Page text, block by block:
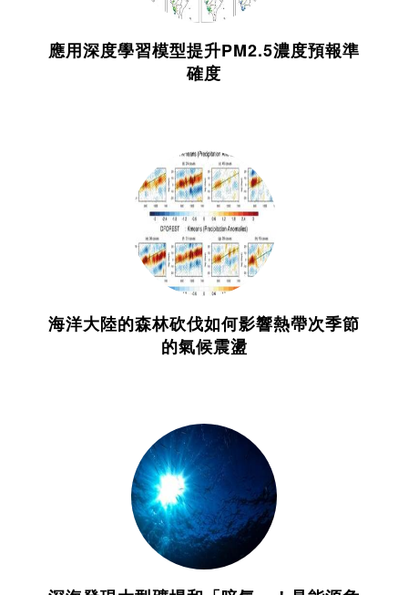
應用深度學習模型提升PM2.5濃度預報準
確度
海洋大陸的森林砍伐如何影響熱帶次季節
的氣候震盪